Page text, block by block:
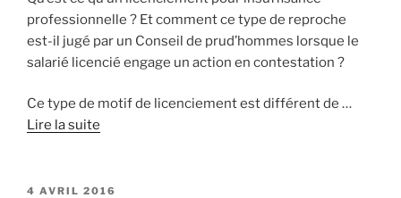
professionnelle ? Et comment ce type de reproche
est-il jugé par un Conseil de prud’hommes lorsque le
salarié licencié engage un action en contestation ?
Ce type de motif de licenciement est différent de …
Lire la suite
PUBLIÉ
4 AVRIL 2016